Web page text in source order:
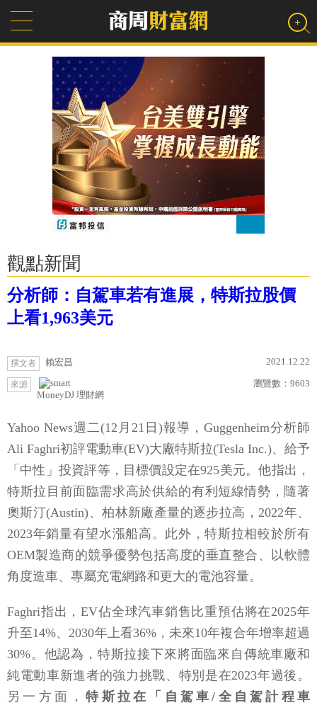
觀點新聞
分析師：自駕車若有進展，特斯拉股價
上看1,963美元
撰文者 賴宏昌 2021.12.22
來源
MoneyDJ 理財網
瀏覽數： 9603
Yahoo News週二(12月21日)報導，Guggenheim分析師
Ali Faghri初評電動車(EV)大廠特斯拉(Tesla Inc.)、給予
「中性」投資評等，目標價設定在925美元。他指出，
特斯拉目前面臨需求高於供給的有利短線情勢，隨著
奧斯汀(Austin)、柏林新廠產量的逐步拉高，2022年、
2023年銷量有望水漲船高。此外，特斯拉相較於所有
OEM製造商的競爭優勢包括高度的垂直整合、以軟體
角度造車、專屬充電網路和更大的電池容量。
Faghri指出，EV佔全球汽車銷售比重預估將在2025年
升至14%、2030年上看36%，未來10年複合年增率超過
30%。他認為，特斯拉接下來將面臨來自傳統車廠和
純電動車新進者的強力挑戰、特別是在2023年過後。
另一方面，特斯拉在「自駕車/全自駕計程車